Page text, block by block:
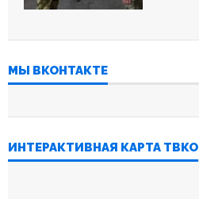
МЫ ВКОНТАКТЕ
ИНТЕРАКТИВНАЯ КАРТА ТВКО